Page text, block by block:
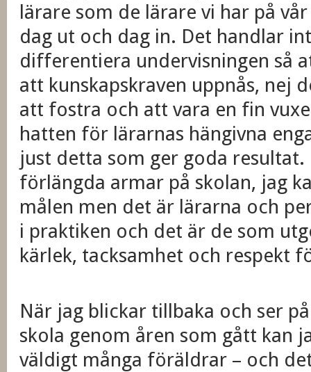
lärare som de lärare vi har på
dag ut och dag in. Det handlar
differentiera undervisningen så
att kunskapskraven uppnås, nej
att fostra och att vara en fin
hatten för lärarnas hängivna
just detta som ger goda
förlängda armar på skolan, jag
målen men det är lärarna och
i praktiken och det är de som
kärlek, tacksamhet och respekt
När jag blickar tillbaka och ser
skola genom åren som gått kan
väldigt många föräldrar – och